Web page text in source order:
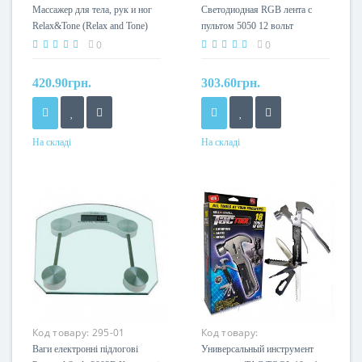
для тела, рук и ног
Relax&Tone
Массажер для тела, рук и ног
Relax&Tone (Relax and Tone)
0
420.90грн.
На складі
Светодиодная RGB лента
с пультом 5050
Светодиодная RGB лента с
пультом 5050 12 вольт
0
303.60грн.
На складі
Код товару: 295-01
Ваги електронні підлогові
Код товару:
Универсальный
Универсальный инструмент